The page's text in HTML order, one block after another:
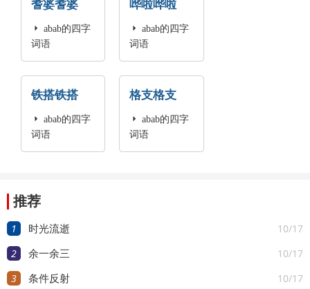
耆婆耆婆

abab的四字
词语
哗啦哗啦

abab的四字
词语
铁搭铁搭

abab的四字
词语
格支格支

abab的四字
词语
推荐
1 10/17
时光流逝
2 10/17
余一余三
3 10/17
条件反射